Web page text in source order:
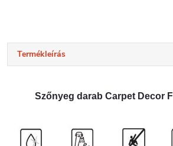
Termékleírás
Szőnyeg darab Carpet Decor